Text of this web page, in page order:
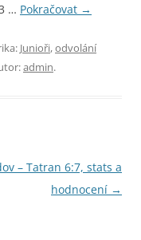
… Pokračovat →
Junioři,odvolání
admin.
– Tatran 6:7, stats a
hodnocení →